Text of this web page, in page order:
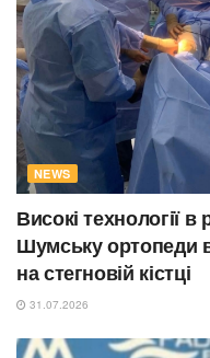
NEWS
Високі технології
Шумську ортопеди
на стегновій кістці
31.07.2026